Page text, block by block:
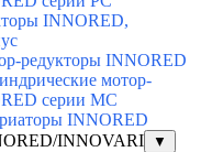
INNORED,
редукторы INNORED
мотор-
серии MC
INNORED
INNOVARI
▼